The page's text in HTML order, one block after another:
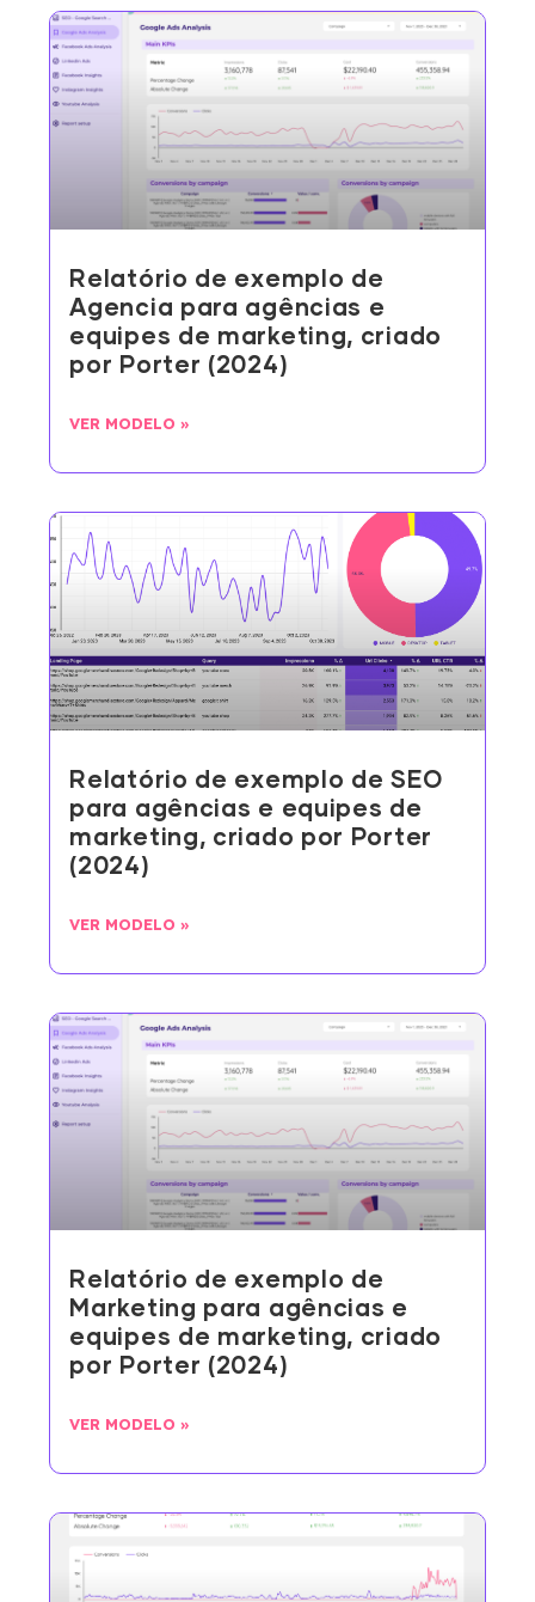
Relatório de exemplo de
Agencia para agências e
equipes de marketing, criado
por Porter (2024)
VER MODELO »
Relatório de exemplo de SEO
para agências e equipes de
marketing, criado por Porter
(2024)
VER MODELO »
Relatório de exemplo de
Marketing para agências e
equipes de marketing, criado
por Porter (2024)
VER MODELO »